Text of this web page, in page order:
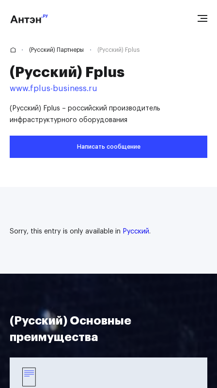
(Русский) Партнеры (Русский) Fplus
(Русский) Fplus
www.fplus-business.ru
(Русский) Fplus – российский производитель
инфраструктурного оборудования
Написать сообщение
Sorry, this entry is only available in Русский.
(Русский) Основные
преимущества